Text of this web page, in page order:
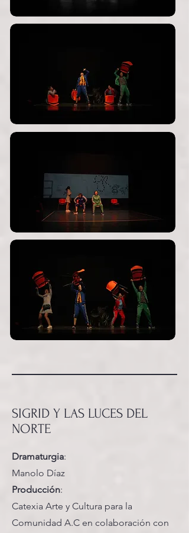
SIGRID Y LAS LUCES DEL
NORTE
Dramaturgia:
Manolo Díaz
Producción:
Catexia Arte y Cultura para la
Comunidad A.C en colaboración con